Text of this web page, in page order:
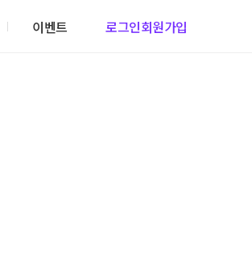
이벤트 로그인회원가입